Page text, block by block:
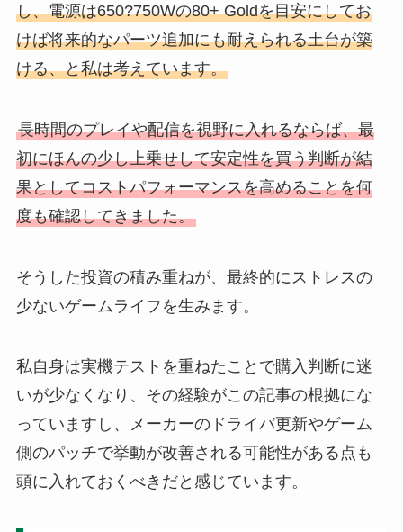
し、電源は650?750Wの80+ Goldを目安にしてお
けば将来的なパーツ追加にも耐えられる土台が築
ける、と私は考えています。
長時間のプレイや配信を視野に入れるならば、最
初にほんの少し上乗せして安定性を買う判断が結
果としてコストパフォーマンスを高めることを何
度も確認してきました。
そうした投資の積み重ねが、最終的にストレスの
少ないゲームライフを生みます。
私自身は実機テストを重ねたことで購入判断に迷
いが少なくなり、その経験がこの記事の根拠にな
っていますし、メーカーのドライバ更新やゲーム
側のパッチで挙動が改善される可能性がある点も
頭に入れておくべきだと感じています。